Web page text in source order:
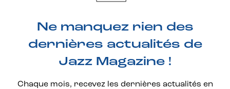
Ne manquez rien des
dernières actualités de
Jazz Magazine !
Chaque mois, recevez les dernières actualités en